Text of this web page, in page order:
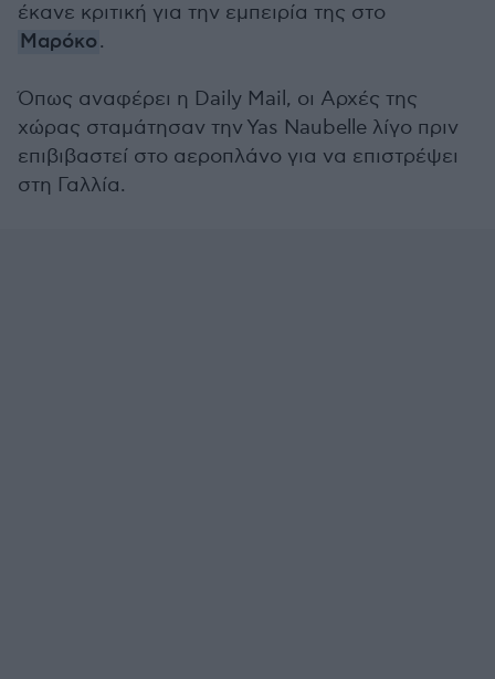
έκανε κριτική για την εμπειρία της στο
Μαρόκο.
Όπως αναφέρει η Daily Mail, οι Αρχές της
χώρας σταμάτησαν την Yas Naubelle λίγο πριν
επιβιβαστεί στο αεροπλάνο για να επιστρέψει
στη Γαλλία.